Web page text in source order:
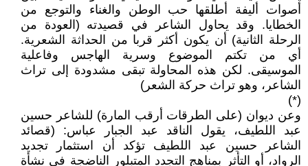
أصوات أليفة أطلقها حب الوطن والغناء والتوجع من
الخطايا. وقد يحاول الشاعر في قصيدته (العودة من
الرحلة الثانية) أن يكون أكثر قربا من الحداثة الشعرية.
أي من تكتم الموضوع وسرية الهاجس وفاعلية
الموسيقى. لكن هذه المحاولة تبقى مشدودة إلى تراث
الشاعر، وهو تراث حركة الشعر)
(*)
وعن ديوان (على الطرقات أرقب المارة) للشاعر حسين
عبد اللطيف، يقول الناقد عبد الجبار عباس: (قصائد
الشاعر حسين عبد اللطيف تؤكد أن استثمار تجديد
الرواد، أو التأثر بمناهج التجدد المتبلور الناضجة في نشأة